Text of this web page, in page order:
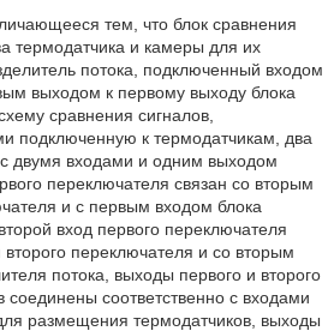
тем, что блок сравнения
термодатчика и камеры для их
потока, подключенный входом
выходом к первому выходу блока
сравнения сигналов,
подключенную к термодатчикам, два
двумя входами и одним выходом
переключателя связан со вторым
и с первым входом блока
вход первого переключателя
переключателя и со вторым
потока, выходы первого и второго
соединены соответственно с входами
размещения термодатчиков, выходы